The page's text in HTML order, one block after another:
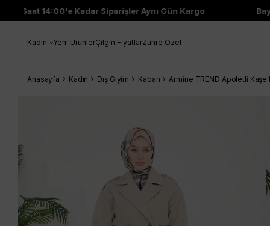
14:00'e Kadar Siparişler Aynı Gün Kargo Bayi
Kadın Yeni ÜrünlerÇılgın FiyatlarZuhre Özel
Anasayfa Kadın Dış Giyim Kaban Armine TREND Apoletli